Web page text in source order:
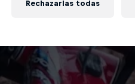
Rechazarlas todas